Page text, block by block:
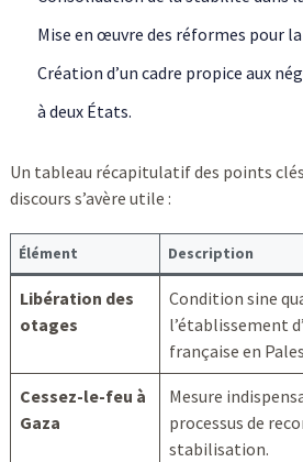
Mise en œuvre des réformes pour
Création d’un cadre propice aux
à deux États.
Un tableau récapitulatif des points
discours s’avère utile :
Élément Description
Libération des
otages
Condition sine
l’établissement
française en
Cessez-le-feu à
Gaza
Mesure
processus de
stabilisation.